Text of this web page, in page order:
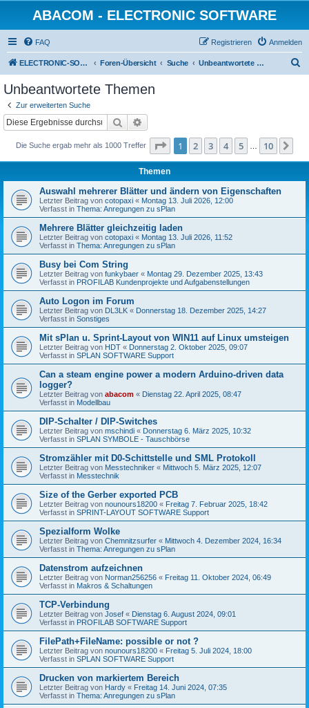
ABACOM - ELECTRONIC SOFTWARE
FAQ Anmelden
Registrieren
ELECTRONIC-SOFWARE-SHOP Foren-Übersicht Suche Unbeantwortete Themen
Unbeantwortete Themen
Zur erweiterten Suche
Suche
Die Suche ergab mehr als 1000 Treffer Seite 1von 10
1 2 3 4 5 10
Themen
Auswahl mehrerer Blätter und ändern von Eigenschaften
Letzter Beitrag von cotopaxi « Montag 13. Juli 2026, 12:00
Verfasst in Thema: Anregungen zu sPlan
Mehrere Blätter gleichzeitig laden
Letzter Beitrag von cotopaxi « Montag 13. Juli 2026, 11:52
Verfasst in Thema: Anregungen zu sPlan
Busy bei Com String
Letzter Beitrag von funkybaer « Montag 29. Dezember 2025, 13:43
Verfasst in PROFILAB Kundenprojekte und Aufgabenstellungen
Auto Logon im Forum
Letzter Beitrag von DL3LK « Donnerstag 18. Dezember 2025, 14:27
Verfasst in Sonstiges
Mit sPlan u. Sprint-Layout von WIN11 auf Linux umsteigen
Letzter Beitrag von HDT « Donnerstag 2. Oktober 2025, 09:07
Verfasst in SPLAN SOFTWARE Support
Can a steam engine power a modern Arduino-driven data
logger?
Letzter Beitrag von abacom « Dienstag 22. April 2025, 08:47
Verfasst in Modellbau
DIP-Schalter / DIP-Switches
Letzter Beitrag von mschindi « Donnerstag 6. März 2025, 10:32
Verfasst in SPLAN SYMBOLE - Tauschbörse
Stromzähler mit D0-Schittstelle und SML Protokoll
Letzter Beitrag von Messtechniker « Mittwoch 5. März 2025, 12:07
Verfasst in Messtechnik
Size of the Gerber exported PCB
Letzter Beitrag von nounours18200 « Freitag 7. Februar 2025, 18:42
Verfasst in SPRINT-LAYOUT SOFTWARE Support
Spezialform Wolke
Letzter Beitrag von Chemnitzsurfer « Mittwoch 4. Dezember 2024, 16:34
Verfasst in Thema: Anregungen zu sPlan
Datenstrom aufzeichnen
Letzter Beitrag von Norman256256 « Freitag 11. Oktober 2024, 06:49
Verfasst in Makros & Schaltungen
TCP-Verbindung
Letzter Beitrag von Josef « Dienstag 6. August 2024, 09:01
Verfasst in PROFILAB SOFTWARE Support
FilePath+FileName: possible or not ?
Letzter Beitrag von nounours18200 « Freitag 5. Juli 2024, 18:00
Verfasst in SPLAN SOFTWARE Support
Drucken von markiertem Bereich
Letzter Beitrag von Hardy « Freitag 14. Juni 2024, 07:35
Verfasst in Thema: Anregungen zu sPlan